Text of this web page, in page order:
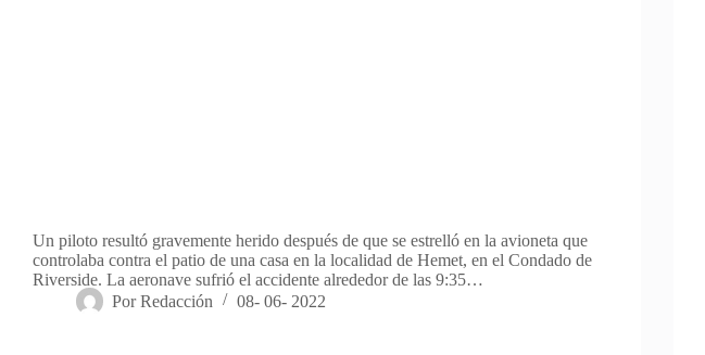
Un piloto resultó gravemente herido después de que se estrelló en la avioneta que
controlaba contra el patio de una casa en la localidad de Hemet, en el Condado de
Riverside. La aeronave sufrió el accidente alrededor de las 9:35…
Por Redacción 08- 06- 2022